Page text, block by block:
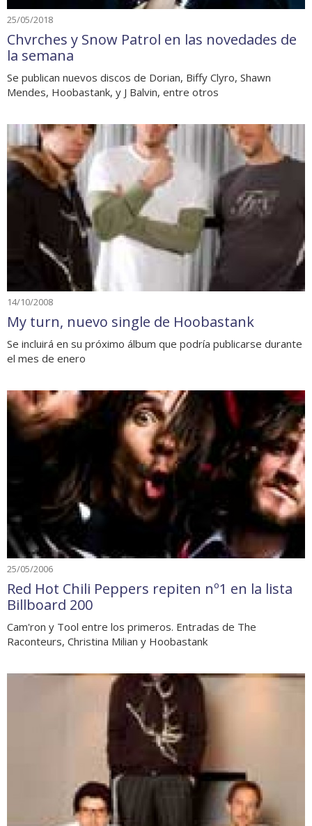
25/05/2018
Chvrches y Snow Patrol en las novedades de
la semana
Se publican nuevos discos de Dorian, Biffy Clyro, Shawn
Mendes, Hoobastank, y J Balvin, entre otros
14/10/2008
My turn, nuevo single de Hoobastank
Se incluirá en su próximo álbum que podría publicarse durante
el mes de enero
25/05/2006
Red Hot Chili Peppers repiten nº1 en la lista
Billboard 200
Cam'ron y Tool entre los primeros. Entradas de The
Raconteurs, Christina Milian y Hoobastank